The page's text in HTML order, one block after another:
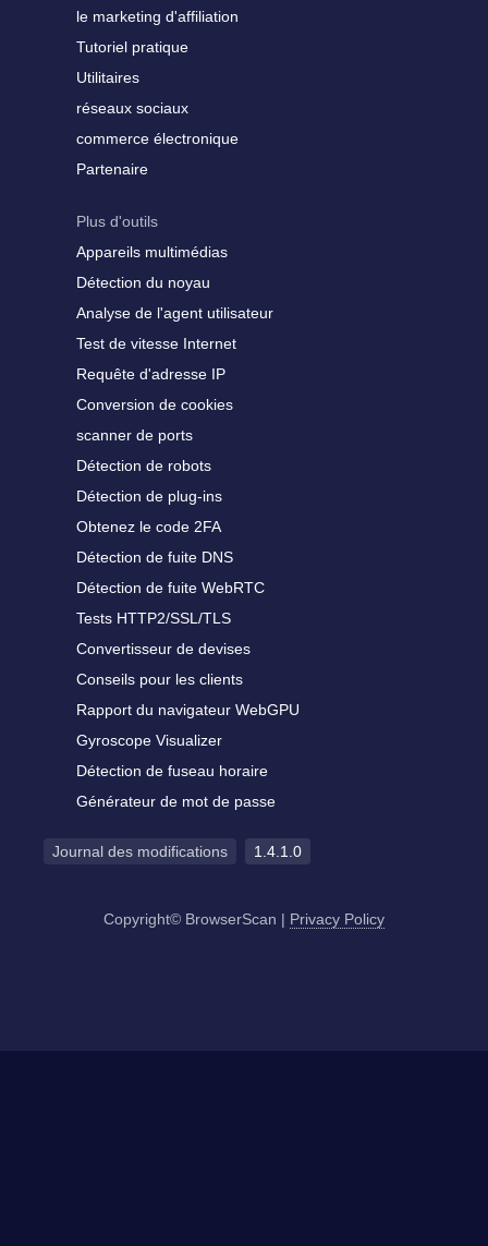
le marketing d'affiliation
Tutoriel pratique
Utilitaires
réseaux sociaux
commerce électronique
Partenaire
Plus d'outils
Appareils multimédias
Détection du noyau
Analyse de l'agent utilisateur
Test de vitesse Internet
Requête d'adresse IP
Conversion de cookies
scanner de ports
Détection de robots
Détection de plug-ins
Obtenez le code 2FA
Détection de fuite DNS
Détection de fuite WebRTC
Tests HTTP2/SSL/TLS
Convertisseur de devises
Conseils pour les clients
Rapport du navigateur WebGPU
Gyroscope Visualizer
Détection de fuseau horaire
Générateur de mot de passe
Journal des modifications 1.4.1.0
Copyright© BrowserScan | Privacy Policy